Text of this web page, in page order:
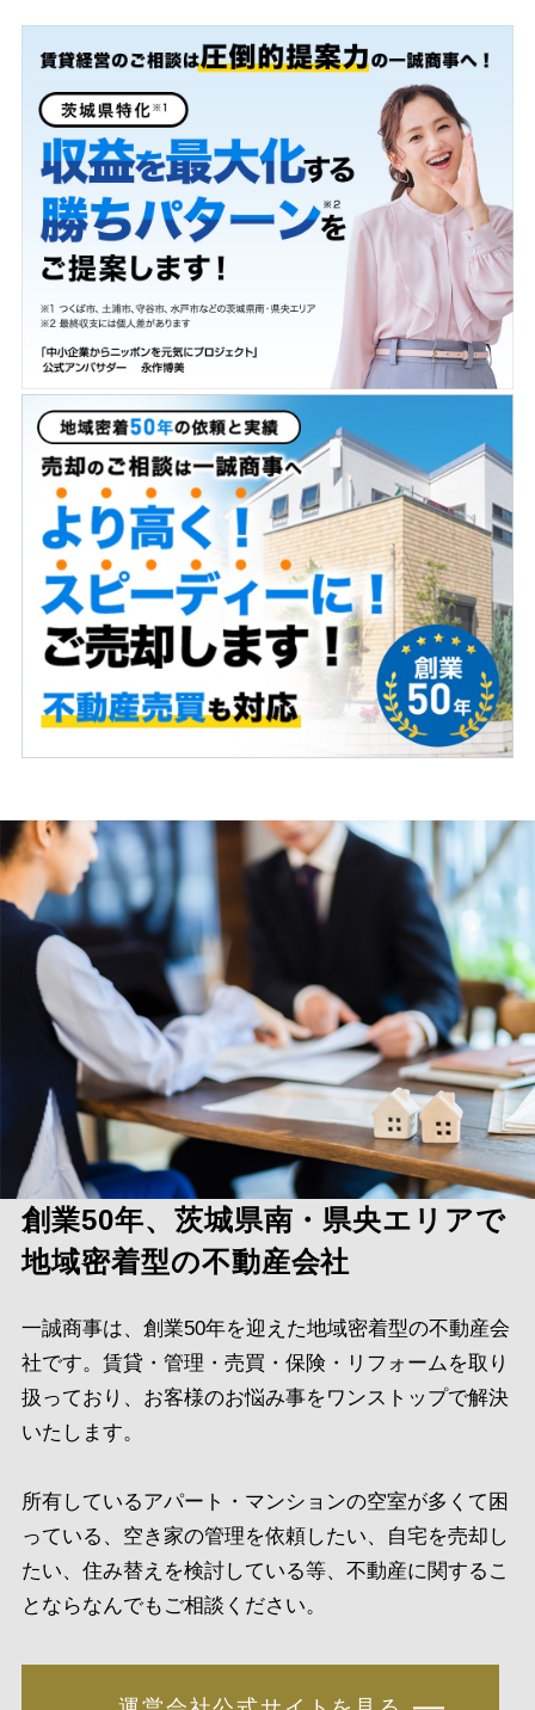
創業50年、茨城県南・県央エリアで
地域密着型の不動産会社
一誠商事は、創業50年を迎えた地域密着型の不動産会
社です。賃貸・管理・売買・保険・リフォームを取り
扱っており、お客様のお悩み事をワンストップで解決
いたします。
所有しているアパート・マンションの空室が多くて困
っている、空き家の管理を依頼したい、自宅を売却し
たい、住み替えを検討している等、不動産に関するこ
とならなんでもご相談ください。